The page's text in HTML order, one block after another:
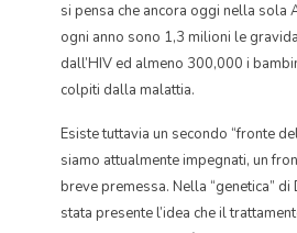
si pensa che ancora oggi nella sola
ogni anno sono 1,3 milioni le
dall’HIV ed almeno 300,000 i
colpiti dalla malattia.
Esiste tuttavia un secondo “fronte
siamo attualmente impegnati, un
breve premessa. Nella “genetica” di
stata presente l’idea che il